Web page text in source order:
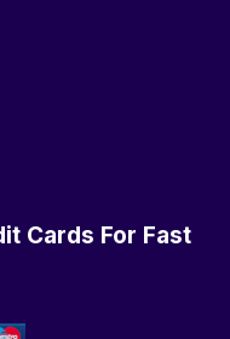
Cards For Fast